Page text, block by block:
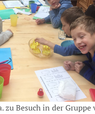
zu Besuch in der Gruppe